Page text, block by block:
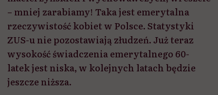
– mniej zarabiamy! Taka jest emerytalna
rzeczywistość kobiet w Polsce. Statystyki
ZUS-u nie pozostawiają złudzeń. Już teraz
wysokość świadczenia emerytalnego 60-
latek jest niska, w kolejnych latach będzie
jeszcze niższa.